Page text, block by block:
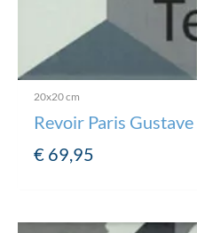
20x20 cm
Revoir Paris Gustave
€ 69,95